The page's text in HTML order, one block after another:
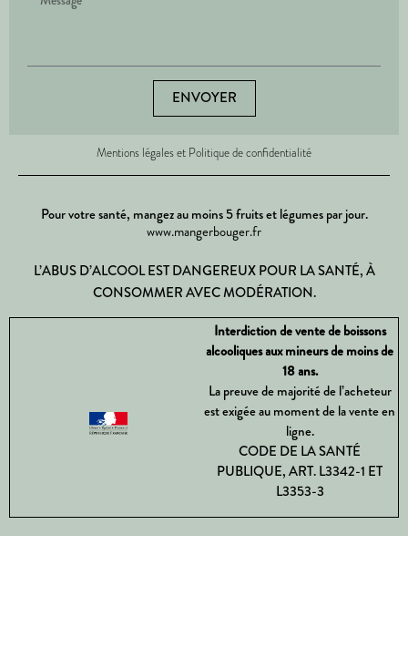
ENVOYER
Mentions légales et Politique de confidentialité
Pour votre santé, mangez au moins 5 fruits et légumes par jour.
www.mangerbouger.fr
L’ABUS D’ALCOOL EST DANGEREUX POUR LA SANTÉ, À
CONSOMMER AVEC MODÉRATION.
Interdiction de vente de boissons
alcooliques aux mineurs de moins de
18 ans.
La preuve de majorité de l’acheteur
est exigée au moment de la vente en
ligne.
CODE DE LA SANTÉ
PUBLIQUE, ART. L3342-1 ET
L3353-3